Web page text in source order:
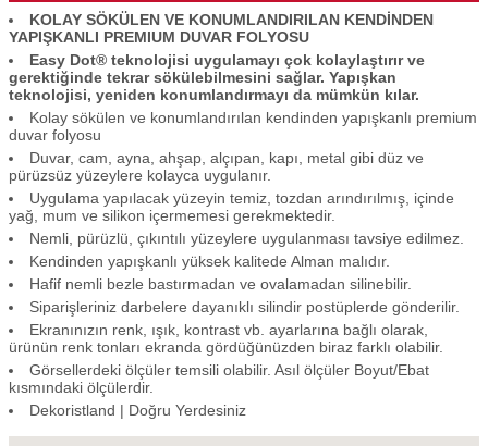
KOLAY SÖKÜLEN VE KONUMLANDIRILAN KENDİNDEN
YAPIŞKANLI PREMIUM DUVAR FOLYOSU
Easy Dot® teknolojisi uygulamayı çok kolaylaştırır ve
gerektiğinde tekrar sökülebilmesini sağlar. Yapışkan
teknolojisi, yeniden konumlandırmayı da mümkün kılar.
Kolay sökülen ve konumlandırılan kendinden yapışkanlı premium
duvar folyosu
Duvar, cam, ayna, ahşap, alçıpan, kapı, metal gibi düz ve
pürüzsüz yüzeylere kolayca uygulanır.
Uygulama yapılacak yüzeyin temiz, tozdan arındırılmış, içinde
yağ, mum ve silikon içermemesi gerekmektedir.
Nemli, pürüzlü, çıkıntılı yüzeylere uygulanması tavsiye edilmez.
Kendinden yapışkanlı yüksek kalitede Alman malıdır.
Hafif nemli bezle bastırmadan ve ovalamadan silinebilir.
Siparişleriniz darbelere dayanıklı silindir postüplerde gönderilir.
Ekranınızın renk, ışık, kontrast vb. ayarlarına bağlı olarak,
ürünün renk tonları ekranda gördüğünüzden biraz farklı olabilir.
Görsellerdeki ölçüler temsili olabilir. Asıl ölçüler Boyut/Ebat
kısmındaki ölçülerdir.
Dekoristland | Doğru Yerdesiniz